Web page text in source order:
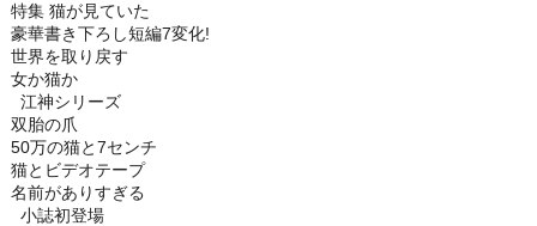
特集 猫が見ていた
豪華書き下ろし短編7変化!
世界を取り戻す
女か猫か
江神シリーズ
双胎の爪
50万の猫と7センチ
猫とビデオテープ
名前がありすぎる
小誌初登場